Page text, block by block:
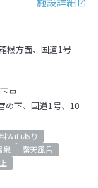
根方面、国道1号
車
の下、国道1号、10
WiFiあり
泉
露天風呂